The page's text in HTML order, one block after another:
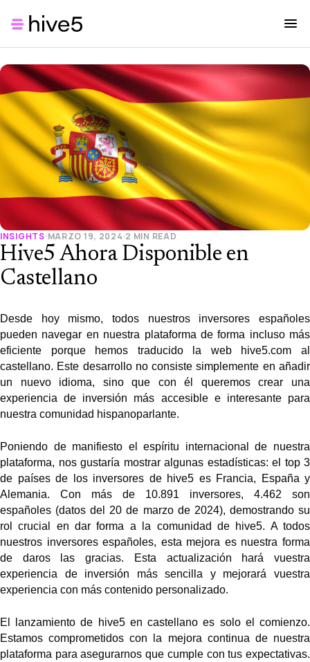
INSIGHTS·MARZO 19, 2024·2 MIN READ
Hive5 Ahora Disponible en
Castellano
Desde hoy mismo, todos nuestros inversores españoles
pueden navegar en nuestra plataforma de forma incluso más
eficiente porque hemos traducido la web hive5.com al
castellano. Este desarrollo no consiste simplemente en añadir
un nuevo idioma, sino que con él queremos crear una
experiencia de inversión más accesible e interesante para
nuestra comunidad hispanoparlante.
Poniendo de manifiesto el espíritu internacional de nuestra
plataforma, nos gustaría mostrar algunas estadísticas: el top 3
de países de los inversores de hive5 es Francia, España y
Alemania. Con más de 10.891 inversores, 4.462 son
españoles (datos del 20 de marzo de 2024), demostrando su
rol crucial en dar forma a la comunidad de hive5. A todos
nuestros inversores españoles, esta mejora es nuestra forma
de daros las gracias. Esta actualización hará vuestra
experiencia de inversión más sencilla y mejorará vuestra
experiencia con más contenido personalizado.
El lanzamiento de hive5 en castellano es solo el comienzo.
Estamos comprometidos con la mejora continua de nuestra
plataforma para asegurarnos que cumple con tus expectativas.